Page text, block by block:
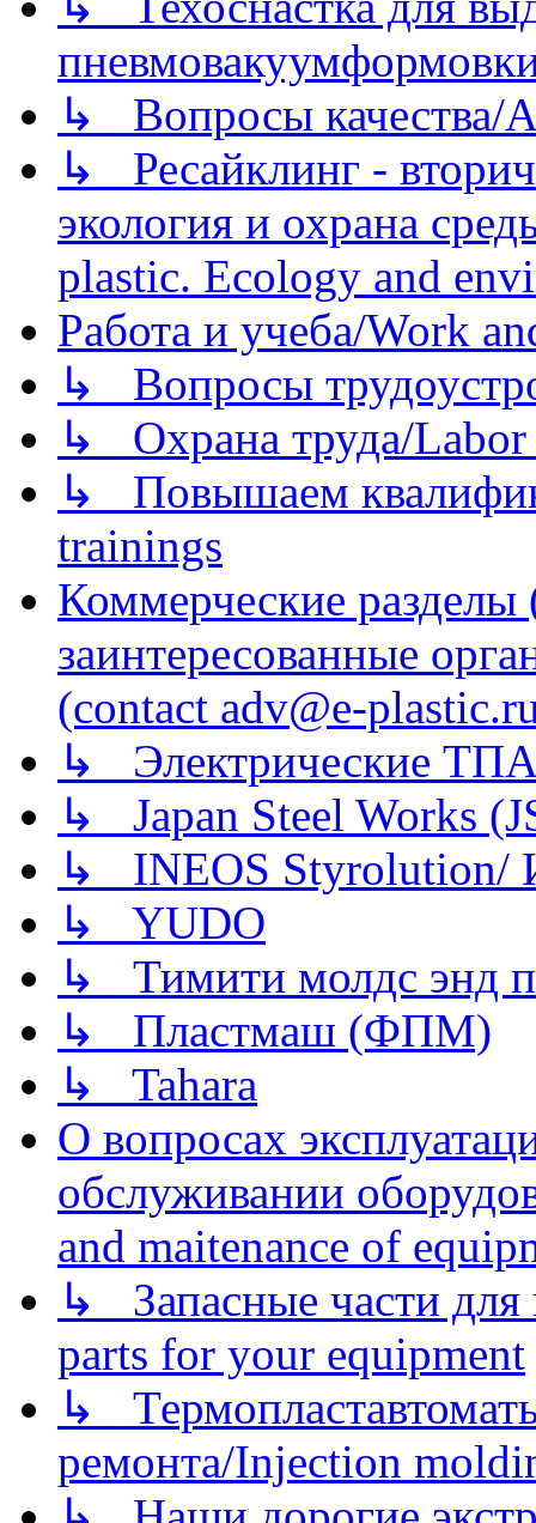
↳ Вопросы качества/
↳ Ресайклинг -
экология и охрана
plastic. Ecology and
Работа и учеба/Work
↳ Вопросы
↳ Охрана труда/Labor
↳ Повышаем
trainings
Коммерческие
заинтересованные
(contact adv@e-
↳ Электрические
↳ Japan Steel Works
↳ INEOS
↳ YUDO
↳ Тимити молдс энд
↳ Пластмаш (ФПМ)
↳ Tahara
О вопросах
обслуживании
and maitenance of
↳ Запасные части для
parts for your equipment
↳
ремонта/Injection